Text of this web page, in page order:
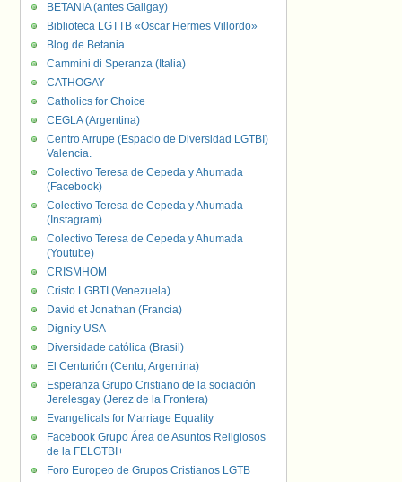
BETANIA (antes Galigay)
Biblioteca LGTTB «Oscar Hermes Villordo»
Blog de Betania
Cammini di Speranza (Italia)
CATHOGAY
Catholics for Choice
CEGLA (Argentina)
Centro Arrupe (Espacio de Diversidad LGTBI)
Valencia.
Colectivo Teresa de Cepeda y Ahumada
(Facebook)
Colectivo Teresa de Cepeda y Ahumada
(Instagram)
Colectivo Teresa de Cepeda y Ahumada
(Youtube)
CRISMHOM
Cristo LGBTI (Venezuela)
David et Jonathan (Francia)
Dignity USA
Diversidade católica (Brasil)
El Centurión (Centu, Argentina)
Esperanza Grupo Cristiano de la sociación
Jerelesgay (Jerez de la Frontera)
Evangelicals for Marriage Equality
Facebook Grupo Área de Asuntos Religiosos
de la FELGTBI+
Foro Europeo de Grupos Cristianos LGTB